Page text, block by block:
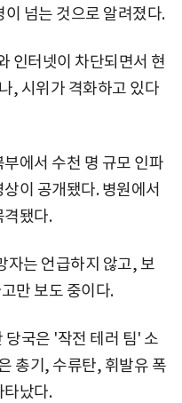
넘는 것으로 알려졌다.
인터넷이 차단되면서 현
, 시위가 격화하고 있다
에서 수천 명 규모 인파
이 공개됐다. 병원에서
격됐다.
자는 언급하지 않고, 보
만 보도 중이다.
국은 '작전 테러 팀' 소
총기, 수류탄, 휘발유 폭
타났다.